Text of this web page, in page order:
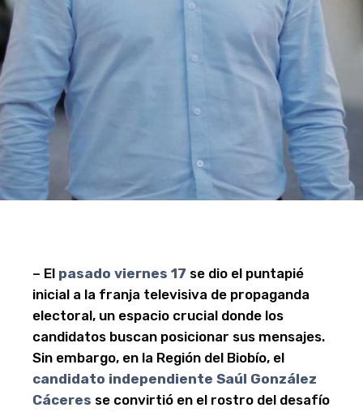
– El pasado viernes 17 se dio el puntapié
inicial a la franja televisiva de propaganda
electoral, un espacio crucial donde los
candidatos buscan posicionar sus mensajes.
Sin embargo, en la Región del Biobío, el
candidato independiente Saúl González
Cáceres se convirtió en el rostro del desafío